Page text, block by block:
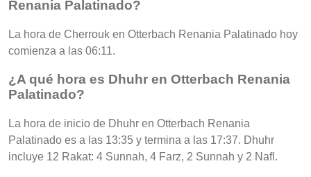
Renania Palatinado?
La hora de Cherrouk en Otterbach Renania Palatinado hoy
comienza a las 06:11.
¿A qué hora es Dhuhr en Otterbach Renania
Palatinado?
La hora de inicio de Dhuhr en Otterbach Renania
Palatinado es a las 13:35 y termina a las 17:37. Dhuhr
incluye 12 Rakat: 4 Sunnah, 4 Farz, 2 Sunnah y 2 Nafl.